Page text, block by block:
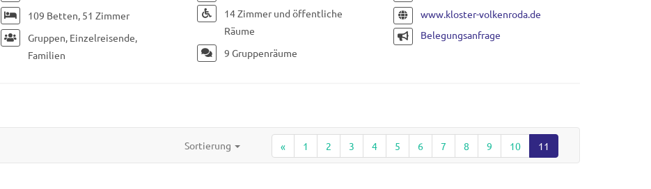
109 Betten, 51 Zimmer
Gruppen, Einzelreisende,
Familien
14 Zimmer und öffentliche
Räume
9 Gruppenräume
www.kloster-volkenroda.de
Belegungsanfrage
« 1 2 3 4 5 6 7 8 9 10 11
Sortierung